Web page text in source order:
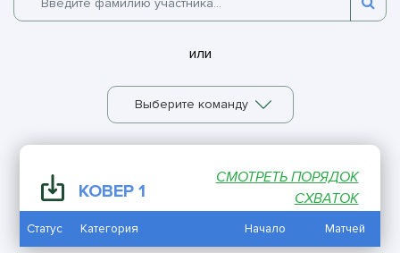
или
Выберите команду
КОВЕР 1
СМОТРЕТЬ ПОРЯДОК
СХВАТОК
Статус Категория Начало Матчей